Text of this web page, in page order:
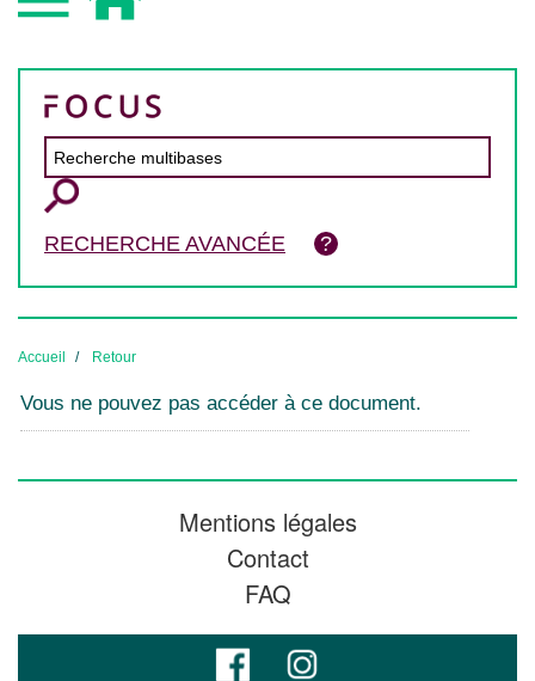
RECHERCHE AVANCÉE
Accueil Retour
Vous ne pouvez pas accéder à ce document.
Mentions légales
Contact
FAQ